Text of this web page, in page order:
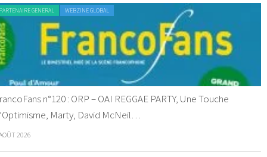
GENERAL WEBZINE GLOBAL
n°120 : ORP – OAI REGGAE PARTY, Une Touche
Marty, David McNeil…
2026